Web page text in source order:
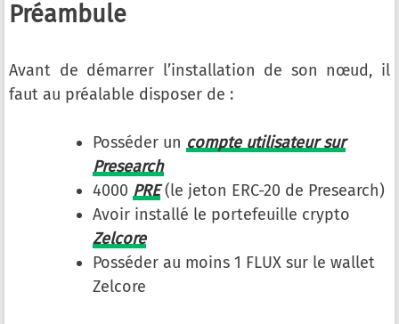
Préambule
Avant de démarrer l’installation de son nœud, il
faut au préalable disposer de :
Posséder un compte utilisateur sur
Presearch
4000 PRE(le jeton ERC-20 de Presearch)
Avoir installé le portefeuille crypto
Zelcore
Posséder au moins 1 FLUX sur le wallet
Zelcore